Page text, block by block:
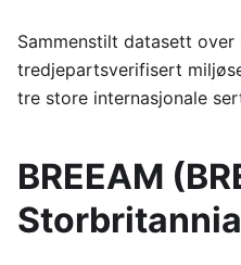
Sammenstilt datasett over
tredjepartsverifisert
tre store internasjonale
BREEAM